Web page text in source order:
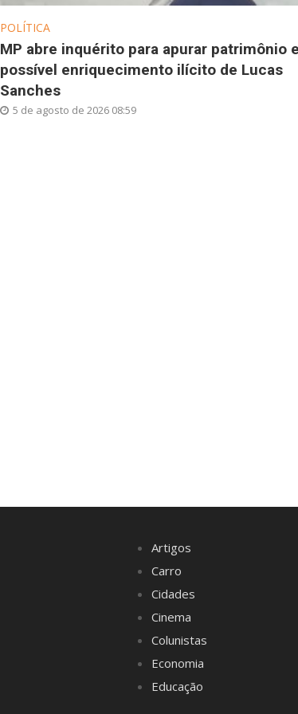
POLÍTICA
MP abre inquérito para apurar patrimônio
possível enriquecimento ilícito de Lucas
Sanches
5 de agosto de 2026 08:59
Artigos
Carro
Cidades
Cinema
Colunistas
Economia
Educação